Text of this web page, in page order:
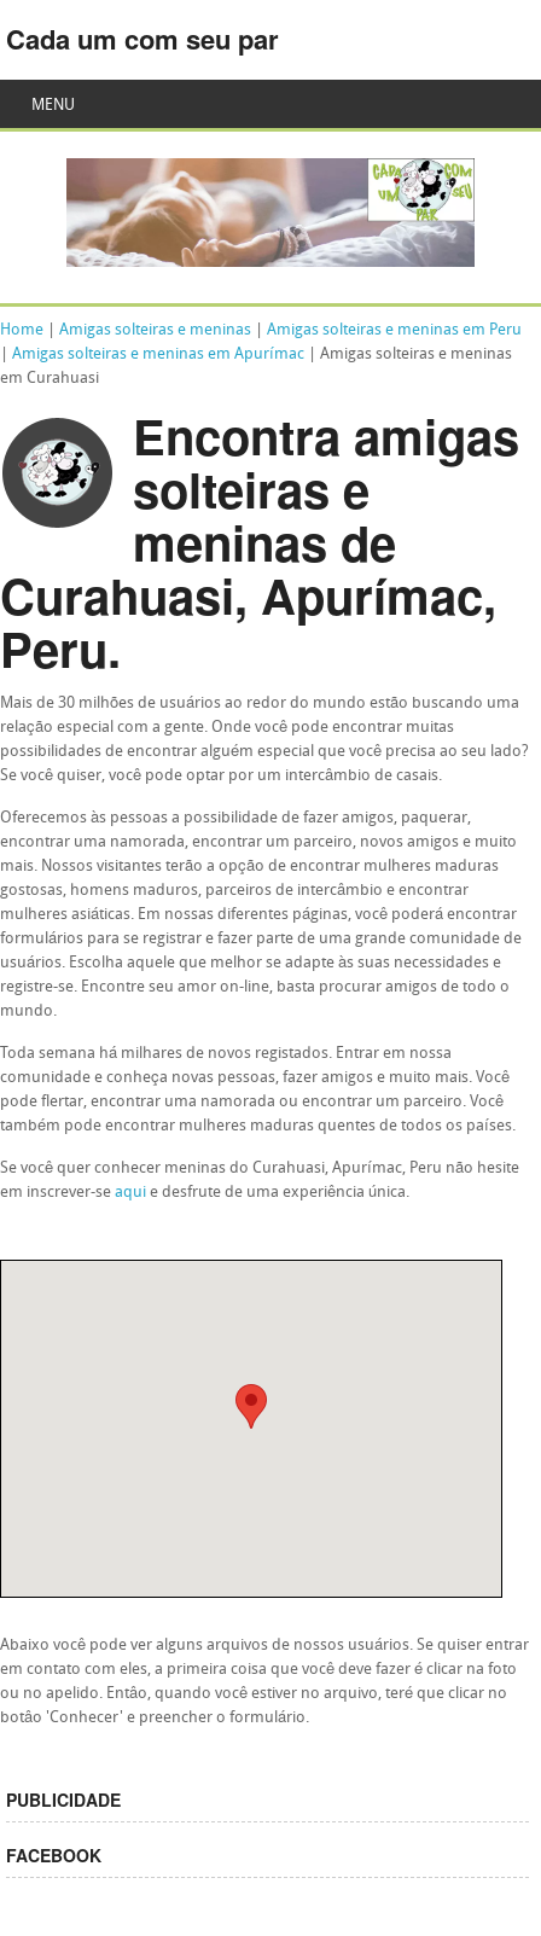
Cada um com seu par
MENU
Home Amigas solteiras e meninas
Amigas solteiras e meninas em Peru
Amigas solteiras e meninas em Apurímac | Amigas solteiras e meninas
em Curahuasi
Encontra amigas
solteiras e
meninas de
Curahuasi, Apurímac,
Peru.
Mais de 30 milhões de usuários ao redor do mundo estão buscando uma
relação especial com a gente. Onde você pode encontrar muitas
possibilidades de encontrar alguém especial que você precisa ao seu lado?
Se você quiser, você pode optar por um intercâmbio de casais.
Oferecemos às pessoas a possibilidade de fazer amigos, paquerar,
encontrar uma namorada, encontrar um parceiro, novos amigos e muito
mais. Nossos visitantes terão a opção de encontrar mulheres maduras
gostosas, homens maduros, parceiros de intercâmbio e encontrar
mulheres asiáticas. Em nossas diferentes páginas, você poderá encontrar
formulários para se registrar e fazer parte de uma grande comunidade de
usuários. Escolha aquele que melhor se adapte às suas necessidades e
registre-se. Encontre seu amor on-line, basta procurar amigos de todo o
mundo.
Toda semana há milhares de novos registados. Entrar em nossa
comunidade e conheça novas pessoas, fazer amigos e muito mais. Você
pode flertar, encontrar uma namorada ou encontrar um parceiro. Você
também pode encontrar mulheres maduras quentes de todos os países.
Se você quer conhecer meninas do Curahuasi, Apurímac, Peru não hesite
em inscrever-se aqui e desfrute de uma experiência única.
Abaixo você pode ver alguns arquivos de nossos usuários. Se quiser entrar
em contato com eles, a primeira coisa que você deve fazer é clicar na foto
ou no apelido. Entâo, quando você estiver no arquivo, teré que clicar no
botâo 'Conhecer' e preencher o formulário.
PUBLICIDADE
FACEBOOK